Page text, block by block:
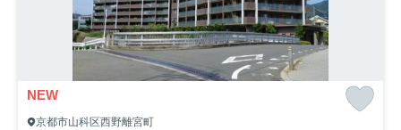
NEW
京都市山科区西野離宮町